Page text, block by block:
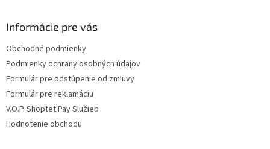
Informácie pre vás
Obchodné podmienky
Podmienky ochrany osobných údajov
Formulár pre odstúpenie od zmluvy
Formulár pre reklamáciu
V.O.P. Shoptet Pay Služieb
Hodnotenie obchodu